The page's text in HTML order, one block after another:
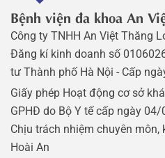
Bệnh viện đa khoa An
Công ty TNHH An Việt Thăng
Đăng kí kinh doanh số
tư Thành phố Hà Nội - Cấp
Giấy phép Hoạt động cơ sở
GPHĐ do Bộ Y tế cấp ngày
Chịu trách nhiệm chuyên
Hoài An